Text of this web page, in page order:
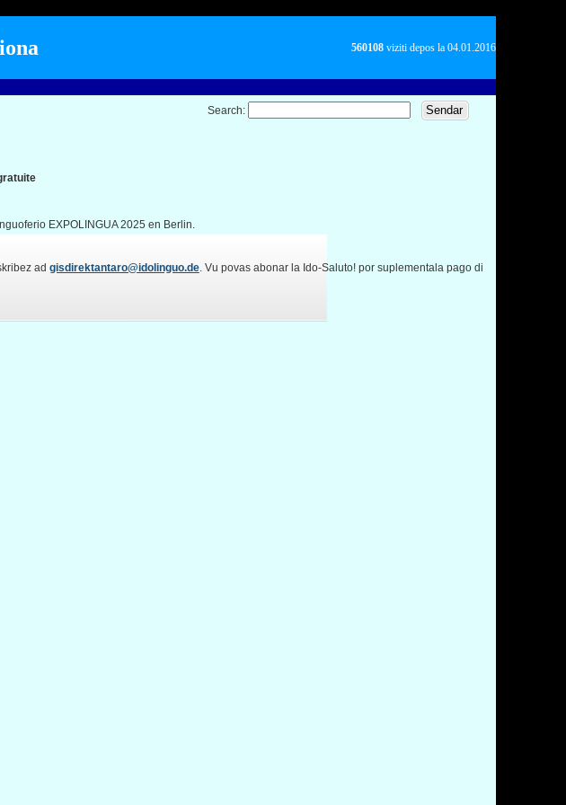
560108 viziti depos la 04.01.2016
Search:
EXPOLINGUA 2025 en Berlin.
ad gisdirektantaro@idolinguo.de. Vu povas abonar la Ido-Saluto! por suplementala pago di